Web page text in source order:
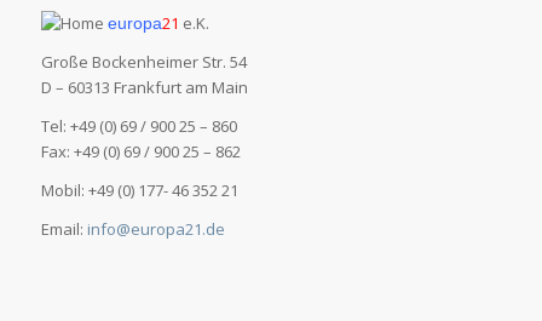
europa21 e.K.
Große Bockenheimer Str. 54
D – 60313 Frankfurt am Main
Tel: +49 (0) 69 / 900 25 – 860
Fax: +49 (0) 69 / 900 25 – 862
Mobil: +49 (0) 177- 46 352 21
Email: info@europa21.de